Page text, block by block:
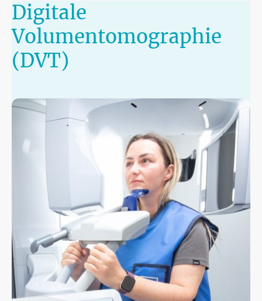
Digitale
Volumentomographie
(DVT)